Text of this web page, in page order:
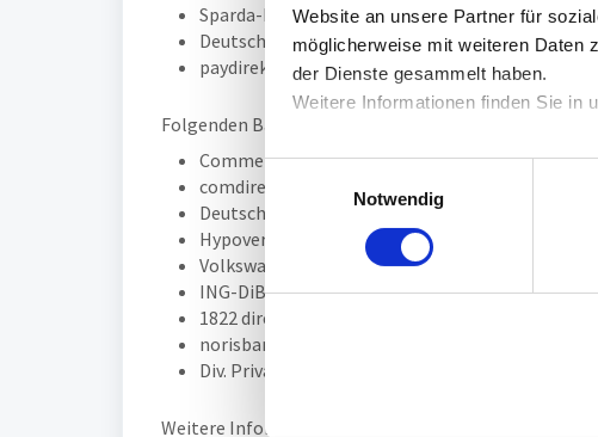
Website an unsere Partner für
möglicherweise mit weiteren Daten
der Dienste gesammelt haben.
Weitere Informationen finden Sie in
i
l
l
i
u
Notwendig
Sparda-Banken
Deutsche Apotheker- und Ärztebank
paydirekt
Folgenden Banken unterstützten den tan
Commerzbank
comdirect bank
Deutsche Bank
Hypovereinsbank
Volkswagenbank
ING-DiBa
1822 direkt
norisbank
Div. Privatbanken (bitte ggf. direkt nachfragen)
Weitere Information erhalten Sie über folgenden Link: